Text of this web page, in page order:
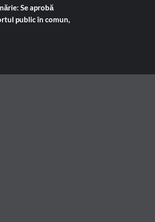
Se aprobă
public în comun,